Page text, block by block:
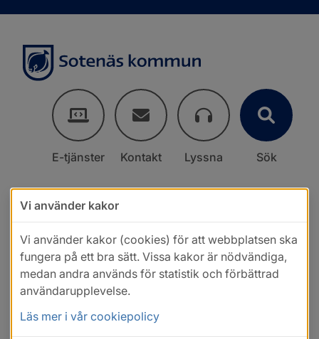
E-tjänster Kontakt Lyssna Sök
Vi använder kakor
Vi använder kakor (cookies) för att webbplatsen ska
fungera på ett bra sätt. Vissa kakor är nödvändiga,
medan andra används för statistik och förbättrad
användarupplevelse.
Läs mer i vår cookiepolicy